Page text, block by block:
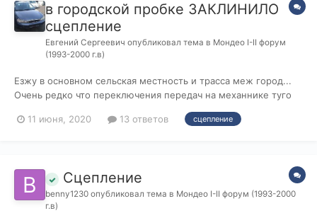
в городской пробке ЗАКЛИНИЛО
сцепление
Евгений Сергеевич опубликовал тема в Мондео I-II форум
(1993-2000 г.в)
Езжу в основном сельская местность и трасса меж город...
Очень редко что переключения передач на механнике туго
не выключить передачу.... и не включить. Глушу двигатель,
11 июня, 2020 13 ответов сцепление
Сцепление
benny1230 опубликовал тема в Мондео I-II форум (1993-2000
г.в)